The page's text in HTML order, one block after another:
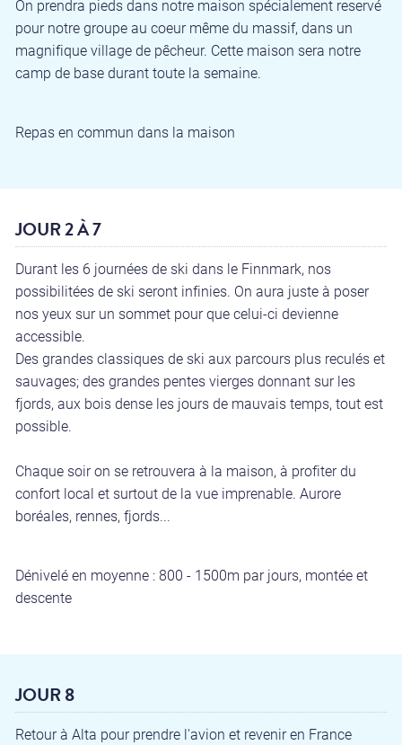
On prendra pieds dans notre maison spécialement reservé
pour notre groupe au coeur même du massif, dans un
magnifique village de pêcheur. Cette maison sera notre
camp de base durant toute la semaine.
Repas en commun dans la maison
JOUR 2 À 7
Durant les 6 journées de ski dans le Finnmark, nos
possibilitées de ski seront infinies. On aura juste à poser
nos yeux sur un sommet pour que celui-ci devienne
accessible.
Des grandes classiques de ski aux parcours plus reculés et
sauvages; des grandes pentes vierges donnant sur les
fjords, aux bois dense les jours de mauvais temps, tout est
possible.
Chaque soir on se retrouvera à la maison, à profiter du
confort local et surtout de la vue imprenable. Aurore
boréales, rennes, fjords...
Dénivelé en moyenne : 800 - 1500m par jours, montée et
descente
JOUR 8
Retour à Alta pour prendre l'avion et revenir en France